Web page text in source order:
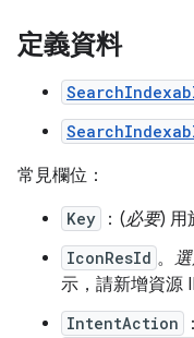
定義資料
常見欄位：
Key ：(必要) 用
IconResId 。
示，請新增資源
IntentAction